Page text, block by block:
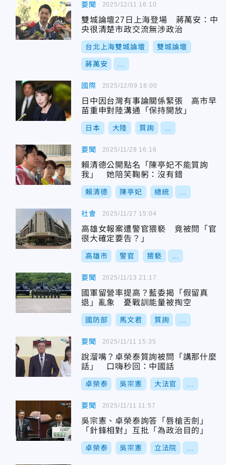
要聞
雙城論壇27日上海登場 蔣萬安：中
央很清楚市政交流無涉政治
台北上海雙城論壇 雙城論壇
蔣萬安
2025/12/11 16:10
國際
日中因台灣有事論關係緊張 高市早
苗重申對陸溝通「保持開放」
日本 大陸 質詢
2025/12/09 18:00
要聞
賴清德公開點名「陳亭妃不能質詢
我」 她陪笑鞠躬：沒有錯
賴清德 陳亭妃 總統
2025/11/28 16:16
社會
高雄女報案遭警官猥褻 竟被問「官
很大確定要告？」
高雄市 警官 猥褻
2025/11/27 15:04
要聞
國軍留營率提高？藍委揭「假留真
退」亂象 憂戰訓能量被掏空
國防部 馬文君 質詢
2025/11/13 21:17
要聞
說溜嘴？卓榮泰質詢被問「講那什麼
話」 口嗨秒回：中國話
卓榮泰 吳宗憲 大法官
2025/11/11 15:35
要聞
吳宗憲、卓榮泰詢答「唇槍舌劍」
「針鋒相對」互批「為政治目的」
卓榮泰 吳宗憲 立法院
2025/11/11 11:57